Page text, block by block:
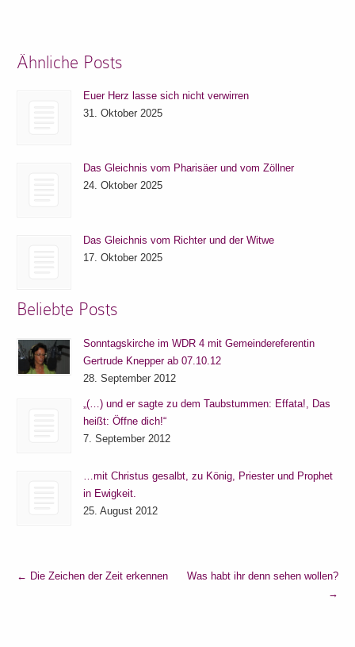
Ähnliche Posts
Euer Herz lasse sich nicht verwirren
31. Oktober 2025
Das Gleichnis vom Pharisäer und vom Zöllner
24. Oktober 2025
Das Gleichnis vom Richter und der Witwe
17. Oktober 2025
Beliebte Posts
Sonntagskirche im WDR 4 mit Gemeindereferentin
Gertrude Knepper ab 07.10.12
28. September 2012
„(…) und er sagte zu dem Taubstummen: Effata!, Das
heißt: Öffne dich!“
7. September 2012
…mit Christus gesalbt, zu König, Priester und Prophet
in Ewigkeit.
25. August 2012
← Die Zeichen der Zeit erkennen
Was habt ihr denn sehen wollen?
→